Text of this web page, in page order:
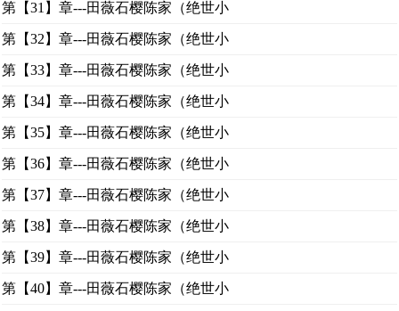
第【31】章---田薇石樱陈家（绝世小
第【32】章---田薇石樱陈家（绝世小
第【33】章---田薇石樱陈家（绝世小
第【34】章---田薇石樱陈家（绝世小
第【35】章---田薇石樱陈家（绝世小
第【36】章---田薇石樱陈家（绝世小
第【37】章---田薇石樱陈家（绝世小
第【38】章---田薇石樱陈家（绝世小
第【39】章---田薇石樱陈家（绝世小
第【40】章---田薇石樱陈家（绝世小